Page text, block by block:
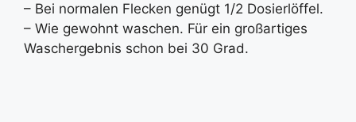
– Bei normalen Flecken genügt 1/2 Dosierlöffel.
– Wie gewohnt waschen. Für ein großartiges
Waschergebnis schon bei 30 Grad.